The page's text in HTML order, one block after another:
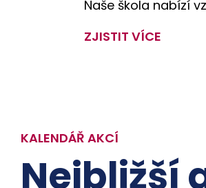
Naše škola nabízí
ZJISTIT VÍCE
KALENDÁŘ AKCÍ
Nejbližší